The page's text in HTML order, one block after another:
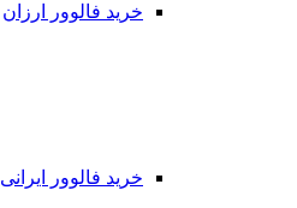
خرید فالوور ارزان
خرید فالوور ایرانی